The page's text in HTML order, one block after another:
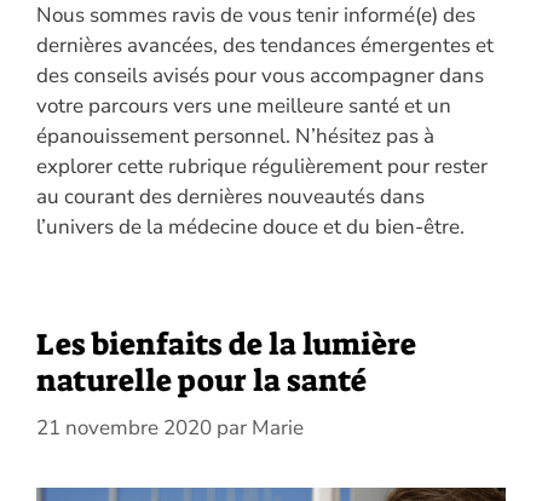
Nous sommes ravis de vous tenir informé(e) des
dernières avancées, des tendances émergentes et
des conseils avisés pour vous accompagner dans
votre parcours vers une meilleure santé et un
épanouissement personnel. N’hésitez pas à
explorer cette rubrique régulièrement pour rester
au courant des dernières nouveautés dans
l’univers de la médecine douce et du bien-être.
Les bienfaits de la lumière
naturelle pour la santé
21 novembre 2020 par Marie